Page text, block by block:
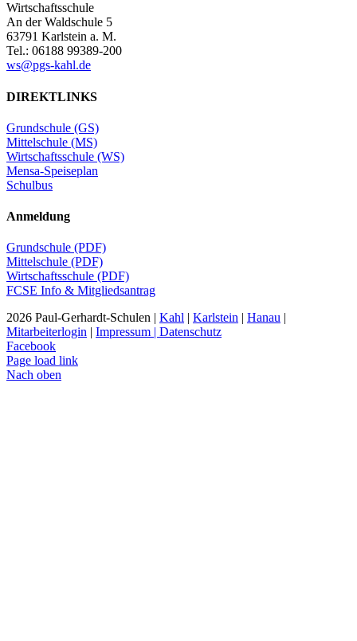
Wirtschaftsschule
An der Waldschule 5
63791 Karlstein a. M.
Tel.: 06188 99389-200
ws@pgs-kahl.de
DIREKTLINKS
Grundschule (GS)
Mittelschule (MS)
Wirtschaftsschule (WS)
Mensa-Speiseplan
Schulbus
Anmeldung
Grundschule (PDF)
Mittelschule (PDF)
Wirtschaftsschule (PDF)
FCSE Info & Mitgliedsantrag
2026 Paul-Gerhardt-Schulen | Kahl | Karlstein | Hanau |
Mitarbeiterlogin | Impressum | Datenschutz
Facebook
Page load link
Nach oben